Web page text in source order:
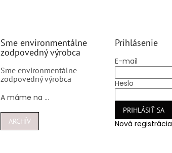
Sme environmentálne
zodpovedný výrobca
Sme environmentálne
zodpovedný výrobca
A máme na ...
ARCHÍV
Prihlásenie
E-mail
Heslo
PRIHLÁSIŤ SA
Nová registrácia